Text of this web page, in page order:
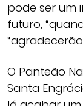
pode ser um
futuro,
O Panteão
Santa